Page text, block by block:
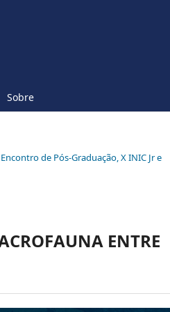
Sobre
de Pós-Graduação, X INIC Jr e
ENTRE